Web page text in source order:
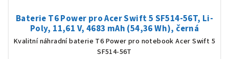
Baterie T6 Power pro Acer Swift 5 SF514-56T, Li-
Poly, 11,61 V, 4683 mAh (54,36 Wh), černá
Kvalitní náhradní baterie T6 Power pro notebook Acer Swift 5
SF514-56T